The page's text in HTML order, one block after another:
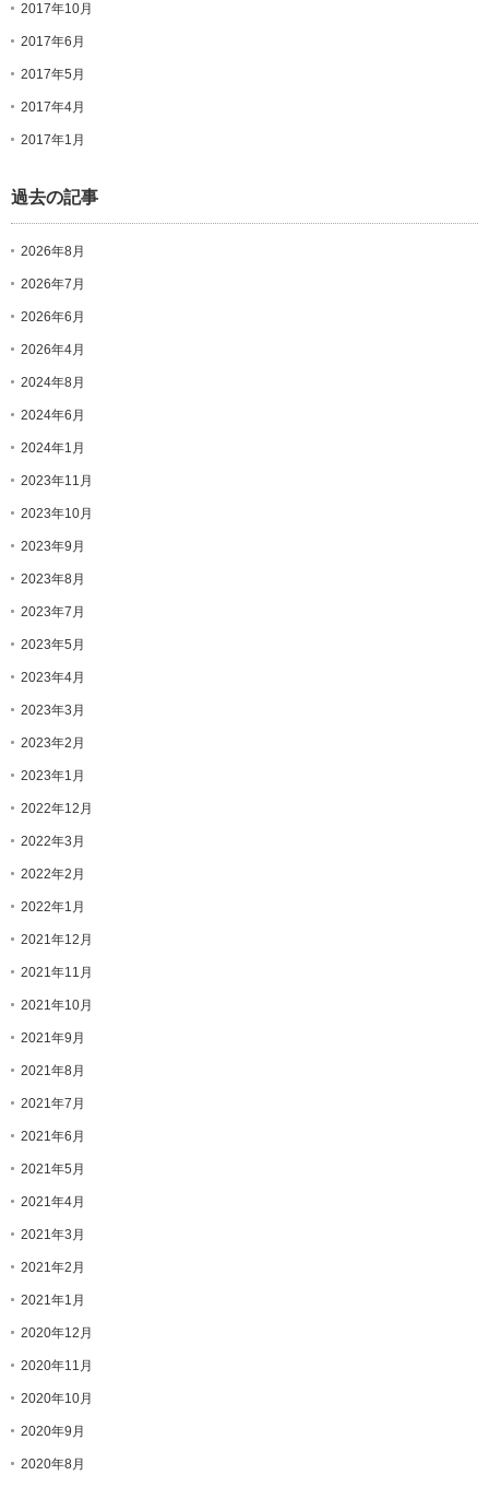
2017年10月
2017年6月
2017年5月
2017年4月
2017年1月
過去の記事
2026年8月
2026年7月
2026年6月
2026年4月
2024年8月
2024年6月
2024年1月
2023年11月
2023年10月
2023年9月
2023年8月
2023年7月
2023年5月
2023年4月
2023年3月
2023年2月
2023年1月
2022年12月
2022年3月
2022年2月
2022年1月
2021年12月
2021年11月
2021年10月
2021年9月
2021年8月
2021年7月
2021年6月
2021年5月
2021年4月
2021年3月
2021年2月
2021年1月
2020年12月
2020年11月
2020年10月
2020年9月
2020年8月